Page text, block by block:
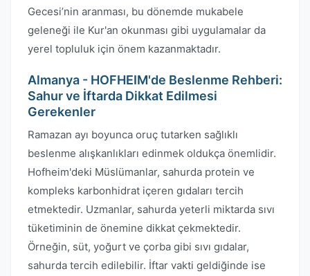
Gecesi’nin aranması, bu dönemde mukabele
geleneği ile Kur'an okunması gibi uygulamalar da
yerel topluluk için önem kazanmaktadır.
Almanya - HOFHEIM'de Beslenme Rehberi:
Sahur ve İftarda Dikkat Edilmesi
Gerekenler
Ramazan ayı boyunca oruç tutarken sağlıklı
beslenme alışkanlıkları edinmek oldukça önemlidir.
Hofheim'deki Müslümanlar, sahurda protein ve
kompleks karbonhidrat içeren gıdaları tercih
etmektedir. Uzmanlar, sahurda yeterli miktarda sıvı
tüketiminin de önemine dikkat çekmektedir.
Örneğin, süt, yoğurt ve çorba gibi sıvı gıdalar,
sahurda tercih edilebilir. İftar vakti geldiğinde ise